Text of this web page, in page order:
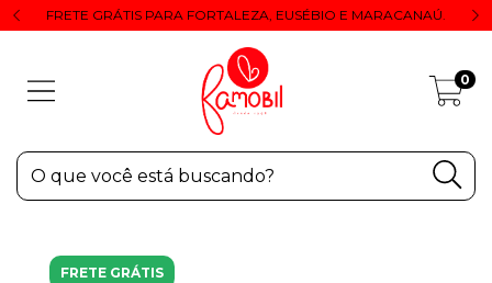
FRETE GRÁTIS PARA FORTALEZA, EUSÉBIO E MARACANAÚ.
0
FRETE GRÁTIS